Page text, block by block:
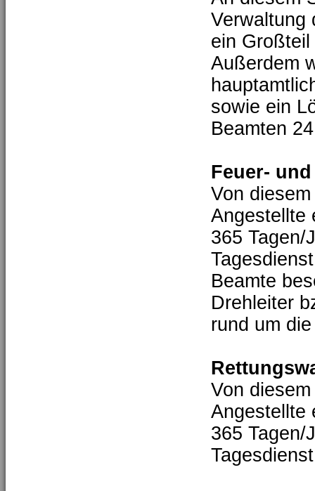
Verwaltung
ein
Außerdem
sowie ein
Beamten
Feuer-
Von
Angestellte
365 Tagen/
Beamte
Drehleiter
rund um
Von
Angestellte
365 Tagen/